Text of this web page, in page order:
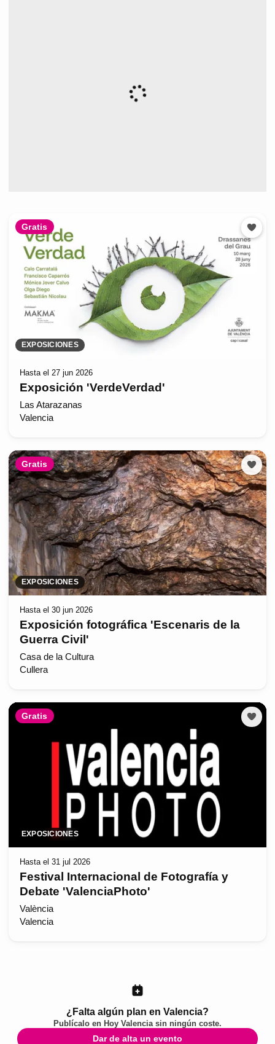
Gratis
EXPOSICIONES
Hasta el 27 jun 2026
Exposición 'VerdeVerdad'
Las Atarazanas
Valencia
Gratis
EXPOSICIONES
Hasta el 30 jun 2026
Exposición fotográfica 'Escenaris de la
Guerra Civil'
Casa de la Cultura
Cullera
Gratis
EXPOSICIONES
Hasta el 31 jul 2026
Festival Internacional de Fotografía y
Debate 'ValenciaPhoto'
València
Valencia
¿Falta algún plan en Valencia?
Publícalo en Hoy Valencia sin ningún coste.
Dar de alta un evento